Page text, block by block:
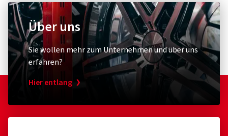
Über uns
Sie wollen mehr zum Unternehmen und über uns
erfahren?
Hier entlang